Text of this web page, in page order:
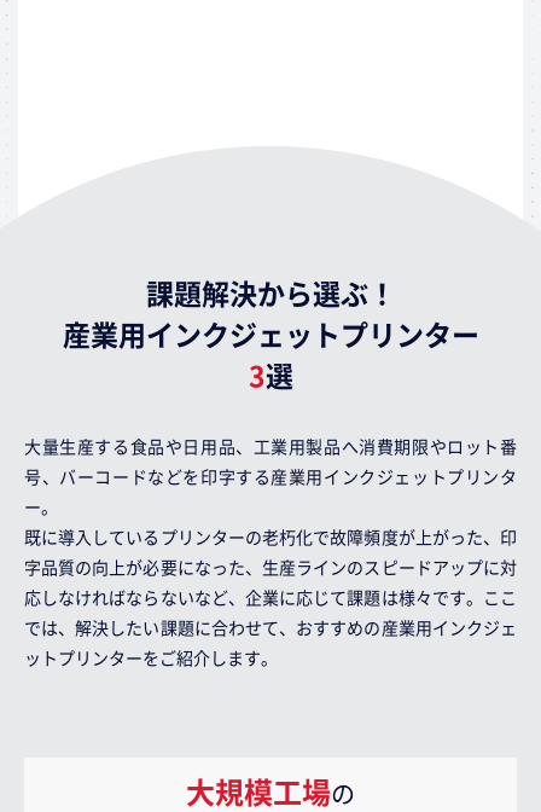
課題解決から選ぶ！
産業用インクジェットプリンター
3選
大量生産する食品や日用品、工業用製品へ消費期限やロット番
号、バーコードなどを印字する産業用インクジェットプリンタ
ー。
既に導入しているプリンターの老朽化で故障頻度が上がった、印
字品質の向上が必要になった、生産ラインのスピードアップに対
応しなければならないなど、企業に応じて課題は様々です。ここ
では、解決したい課題に合わせて、おすすめの産業用インクジェ
ットプリンターをご紹介します。
大規模工場の